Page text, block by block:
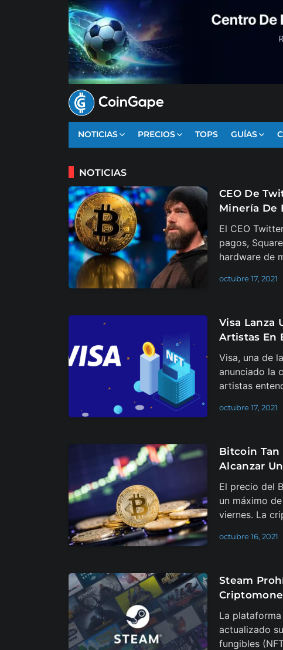
NOTICIAS PRECIOS TOPS GUÍAS
NOTICIAS
CEO De
Minería De
El CEO
pagos,
hardware de
octubre 17, 2021
Visa Lanza
Artistas En
Visa, una de
anunciado la
artistas
octubre 17, 2021
Bitcoin Tan
Alcanzar
El precio del
un máximo
viernes. La
octubre 16, 2021
Steam
La
actualizado
fungibles